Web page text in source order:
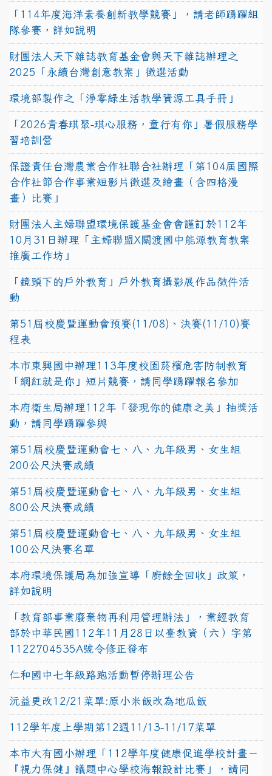
「114年度海洋素養創新教學競賽」，請老師踴躍組
隊參賽，詳如說明
財團法人天下雜誌教育基金會與天下雜誌辦理之
2025「永續台灣創意教案」徵選活動
環境部製作之「淨零綠生活教學資源工具手冊」
「2026青春琪聚-琪心服務，童行有你」暑假服務學
習培訓營
保證責任台灣農業合作社聯合社辦理「第104屆國際
合作社節合作事業短影片徵選及繪畫（含四格漫
畫）比賽」
財團法人主婦聯盟環境保護基金會會謹訂於112年
10月31日辦理「主婦聯盟X關渡國中能源教育教案
推廣工作坊」
「鏡頭下的戶外教育」戶外教育攝影展作品徵件活
動
第51屆校慶暨運動會預賽(11/08)、決賽(11/10)賽
程表
本市東興國中辦理113年度校園菸檳危害防制教育
「網紅就是你」短片競賽，請同學踴躍報名參加
本府衛生局辦理112年「發現你的健康之美」抽獎活
動，請同學踴躍參與
第51屆校慶暨運動會七、八、九年級男、女生組
200公尺決賽成績
第51屆校慶暨運動會七、八、九年級男、女生組
800公尺決賽成績
第51屆校慶暨運動會七、八、九年級男、女生組
100公尺決賽名單
本府環境保護局為加強宣導「廚餘全回收」政策，
詳如說明
「教育部事業廢棄物再利用管理辦法」，業經教育
部於中華民國112年11月28日以臺教資（六）字第
1122704535A號令修正發布
仁和國中七年級路跑活動暫停辦理公告
沅益更改12/21菜單:原小米飯改為地瓜飯
112學年度上學期第12週11/13-11/17菜單
本市大有國小辦理「112學年度健康促進學校計畫－
『視力保健』議題中心學校海報設計比賽」，請同